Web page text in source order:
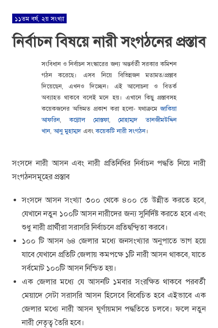
১১তম বর্ষ, ২য় সংখ্যা
নির্বাচন বিষয়ে নারী সংগঠনের প্রস্তাব
সংবিধান ও নির্বাচন সংস্কারের জন্য অন্তর্বর্তী সরকার কমিশন
গঠন করেছে। এসব নিয়ে বিভিন্নজন মতামত/প্রস্তাব
দিয়েছেন, এখনও দিচ্ছেন। এই আলোচনা ও বিতর্ক
অব্যাহত থাকবে বলেই মনে হয়। এখানে কিছু প্রস্তাবসহ
কয়েকজনের অভিমত প্রকাশ করা হলো- যথাক্রমেজাকিয়া
আফরিন,কল্লোল মোস্তফা,মোহাম্মদ তানজীমউদ্দিন
খান, আনু মুহাম্মদএবংকয়েকটি নারী সংগঠন।
সংসদে নারী আসন এবং নারী প্রতিনিধির নির্বাচন পদ্ধতি নিয়ে নারী
সংগঠনসমূহের প্রস্তাব
সংসদে আসন সংখ্যা ৩০০ থেকে ৪০০ তে উন্নীত করতে হবে,
যেখানে নতুন ১০০টি আসন নারীদের জন্য সুনির্দিষ্ট করতে হবে এবং
শুধু নারী প্রার্থীরা সরাসরি নির্বাচনে প্রতিদ্বন্দ্বিতা করবে।
১০০ টি আসন ৬৪ জেলার মধ্যে জনসংখ্যার অনুপাতে ভাগ হয়ে
যাবে যেখানে প্রতিটি জেলায় কমপক্ষে ১টি নারী আসন থাকবে, যাতে
সর্বমোট ১০০টি আসন নিশ্চিত হয়।
এক জেলার মধ্যে যে আসনটি ১মবার সংরক্ষিত থাকবে পরবর্তী
মেয়াদে সেটা সরাসরি আসন হিসেবে বিবেচিত হবে এইভাবে এক
জেলার মধ্যে নারী আসন ঘূর্ণায়মান পদ্ধতিতে চলবে। ফলে নতুন
নারী নেতৃত্ব তৈরি হবে।